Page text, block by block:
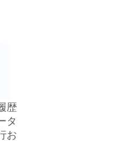
歴
タ
お